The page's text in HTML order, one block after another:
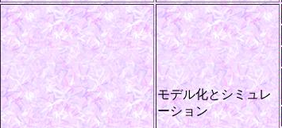
モデル化とシミュレ
ーション